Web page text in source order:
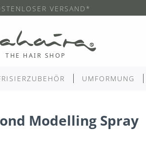
VERSAND*
UMFORMUNG
Modelling Spray